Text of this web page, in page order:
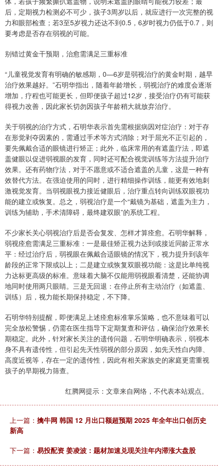
后，定期视力检测必不可少，孩子3周岁以后，就应进行一次完整的视
力和眼部检查；若3至5岁视力还达不到0.5，6岁时视力仍低于0.7，则
要考虑是否存在弱视的可能。
别错过黄金干预期，治愈需满足三重标准
“儿童视觉发育有明确的敏感期，0—6岁是弱视治疗的黄金时期，越早
治疗效果越好。”石明华指出，随着年龄增长，弱视治疗的难度会逐渐
增加，疗程也可能更长，但即便孩子超过12岁，接受治疗仍有可能获
得视力改善，因此家长切勿因孩子年龄稍大就放弃治疗。
关于弱视的治疗方式，石明华表示首先需根据病因对症治疗：对于存
在形觉剥夺因素的，需通过手术等方式消除；对于屈光不正引起的，
要先佩戴合适的眼镜进行矫正；此外，临床常用的有遮盖疗法，即遮
盖健眼以促进弱视眼的发育，同时还可配合视觉训练等方法提升治疗
效果。还有药物疗法，对于不愿意或不适合遮盖的儿童，这是一种有
效替代方法。在强迫使用的同时，进行精细操作训练，能更有效地刺
激视觉发育。当弱视眼视力接近健眼后，治疗重点转向训练双眼视功
能的建立或恢复。总之，弱视治疗是一个“戴镜为基础，遮盖为主力，
训练为辅助，手术清障碍，最终建双眼”的系统工程。
不少家长关心弱视治疗后是否会复发、怎样才算痊愈。石明华解释，
弱视痊愈需满足三重标准：一是最佳矫正视力达到或接近同龄正常水
平：经过治疗后，弱视眼在佩戴合适眼镜的情况下，视力提升到该年
龄段的正常下限或以上；二是建立或恢复双眼视功能：这是比单纯视
力达标更高级的标准。意味着大脑不仅能用弱视眼看清楚，还能协调
地同时使用两只眼睛。三是无回退：在停止所有主动治疗（如遮盖、
训练）后，视力能长期保持稳定，不下降。
石明华特别提醒，即便满足上述痊愈标准掌乐策略，也不意味着可以
完全放松警惕，仍需在医生指导下定期复查和评估，确保治疗效果长
期稳定。此外，针对家长关注的遗传问题，石明华明确表示，弱视本
身不具有遗传性，但引起先天性弱视的部分原因，如先天性白内障、
高度近视等，存在一定的遗传性，因此有相关家族史的家庭更需重视
孩子的早期视力筛查。
红腾网提示：文章来自网络，不代表本站观点。
上一篇： 擒牛网 韩国 12 月出口额超预期 2025 年全年出口创历史
新高
下一篇： 易投配资 姜凌波：题材加速兑现关注年内滞涨大盘股